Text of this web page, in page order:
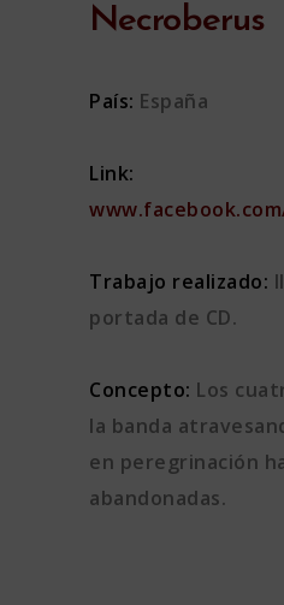
Necroberus
País: España
Link:
Trabajo realizado:
portada de CD.
Concepto: Los
la banda
en peregrinación
abandonadas.